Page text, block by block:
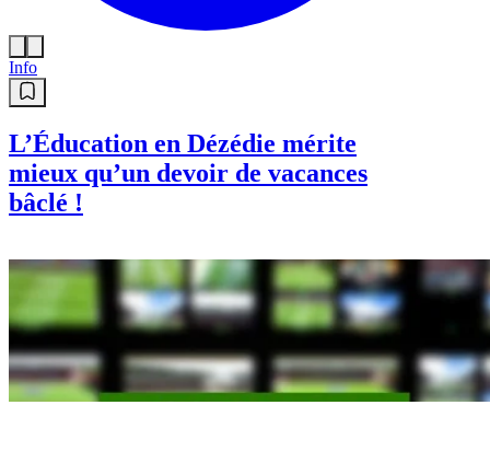
Info
L’Éducation en Dézédie mérite
mieux qu’un devoir de vacances
bâclé !